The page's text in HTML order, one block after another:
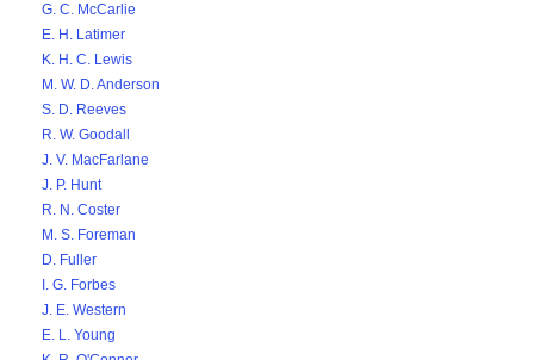
G. C. McCarlie
E. H. Latimer
K. H. C. Lewis
M. W. D. Anderson
S. D. Reeves
R. W. Goodall
J. V. MacFarlane
J. P. Hunt
R. N. Coster
M. S. Foreman
D. Fuller
I. G. Forbes
J. E. Western
E. L. Young